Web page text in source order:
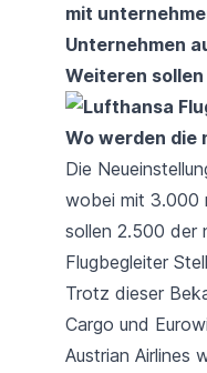
mit
Unternehmen
Weiteren
Wo werden die
Die
wobei mit 3.000
sollen 2.500 der
Flugbegleiter
Trotz dieser
Cargo und
Austrian Airlines